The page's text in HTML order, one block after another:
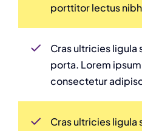
porttitor lectus
Cras ultricies ligula
porta. Lorem
consectetur
Cras ultricies ligula